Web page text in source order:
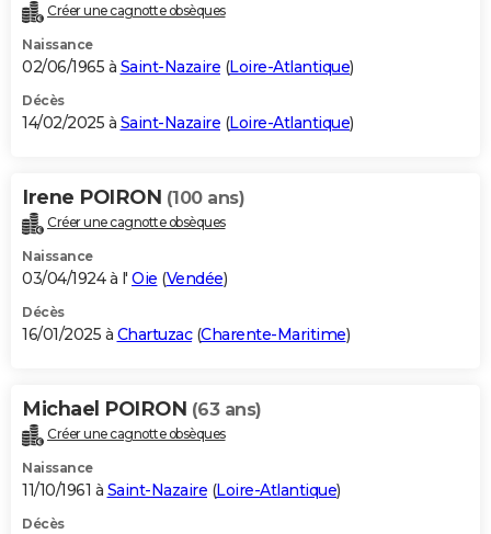
Créer une cagnotte obsèques
Naissance
02/06/1965 à Saint-Nazaire (Loire-Atlantique)
Décès
14/02/2025 à Saint-Nazaire (Loire-Atlantique)
Irene POIRON (100 ans)
Créer une cagnotte obsèques
Naissance
03/04/1924 à l' Oie (Vendée)
Décès
16/01/2025 à Chartuzac(Charente-Maritime)
Michael POIRON (63 ans)
Créer une cagnotte obsèques
Naissance
11/10/1961 à Saint-Nazaire (Loire-Atlantique)
Décès